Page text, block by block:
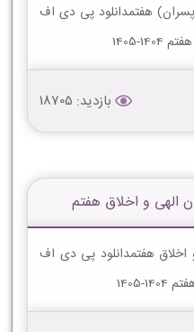
هفتمدانلود پی دی اف
1405
بازدید: 18705
الهى و اخلاق هفتم
اخلاق هفتمدانلود پی دی اف
1405